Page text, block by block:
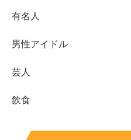
有名人
男性アイドル
芸人
飲食